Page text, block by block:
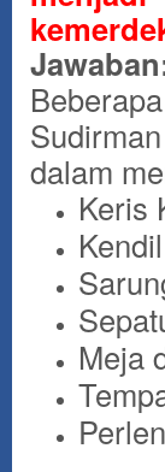
dalam
Keris
Meja